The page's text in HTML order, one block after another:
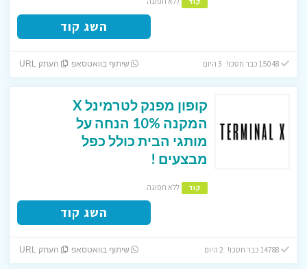
השג קוד
15048 כבר חסכו! 3 היום שיתוף בוואטסאפ העתק URL
קופון מפנק לטרמינל X
המקנה 10% הנחה על
מותגי הבית כולל כפל
מבצעים !
קוד ללא תפוגה
השג קוד
14788 כבר חסכו! 2 היום שיתוף בוואטסאפ העתק URL